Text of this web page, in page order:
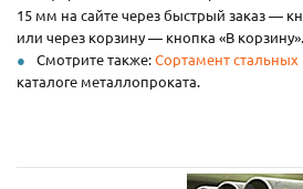
15 мм на сайте через быстрый заказ —
или через корзину — кнопка «В корзину».
Смотрите также:Сортамент стальных
каталоге металлопроката.